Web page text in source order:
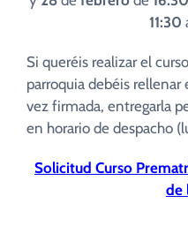
11:30
Si queréis realizar el
parroquia debéis
vez firmada, entregarla
en horario de despacho
Solicitud Curso
de